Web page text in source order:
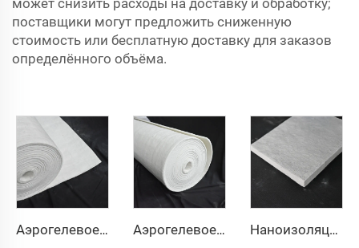
может снизить расходы на доставку и обработку;
поставщики могут предложить сниженную
стоимость или бесплатную доставку для заказов
определённого объёма.
Аэрогелевое изоляционное одеяло 650℃ Аэрогелевое теплоизоляционное одеяло 1000℃ Наноизоляционная плита